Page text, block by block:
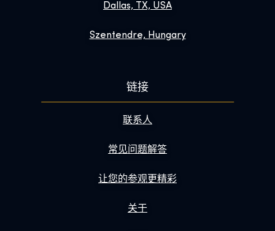
Dallas, TX, USA
Szentendre, Hungary
链接
联系人
常见问题解答
让您的参观更精彩
关于